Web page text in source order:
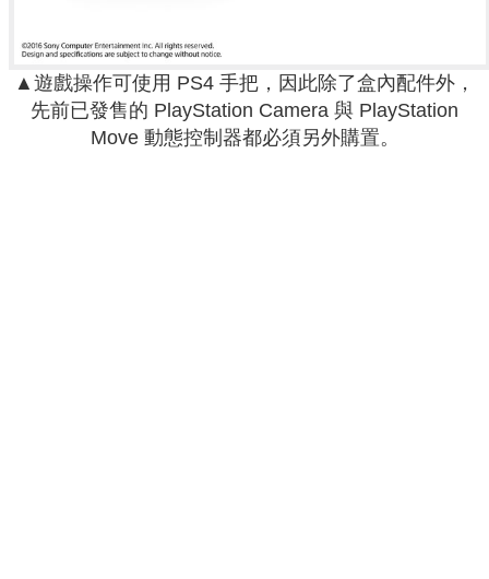
▲遊戲操作可使用 PS4 手把，因此除了盒內配件外，
先前已發售的 PlayStation Camera 與 PlayStation
Move 動態控制器都必須另外購置。